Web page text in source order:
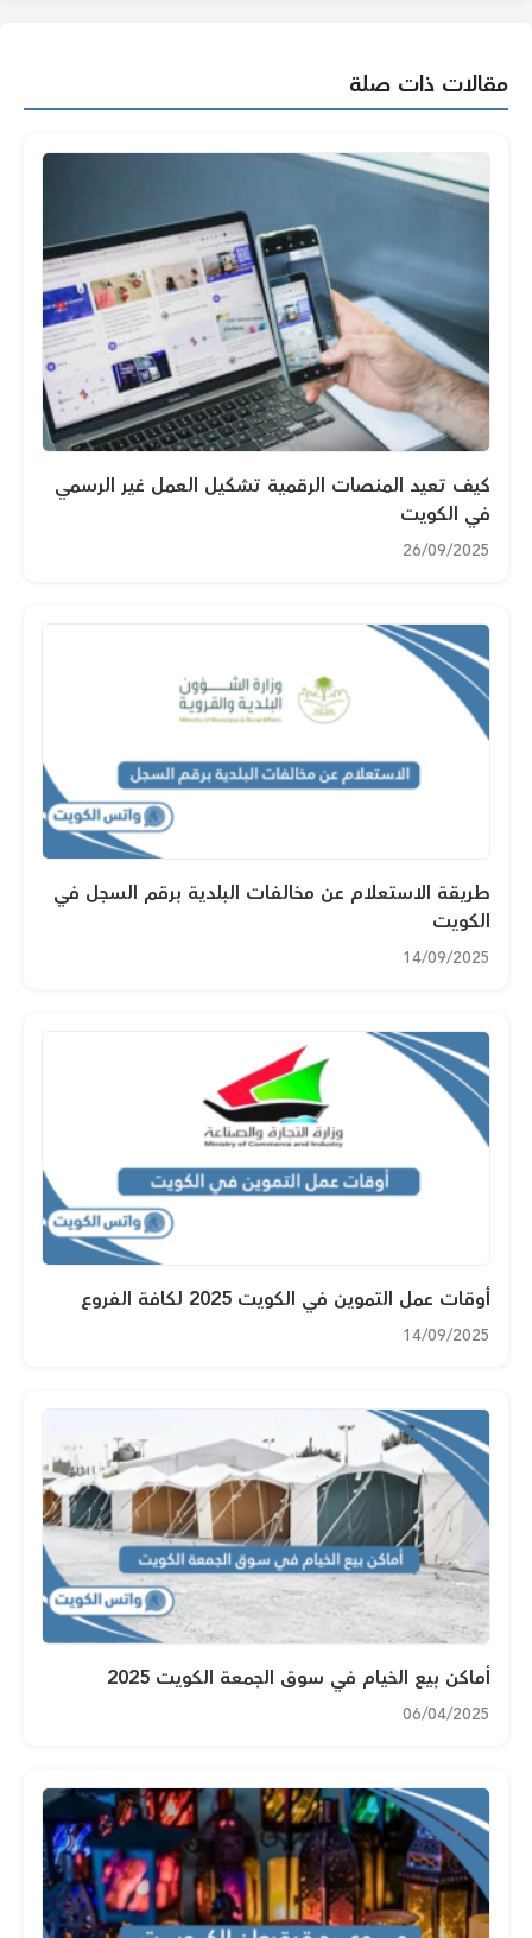
مقالات ذات صلة
كيف تعيد المنصات الرقمية تشكيل العمل غير الرسمي
في الكويت
26/09/2025
طريقة الاستعلام عن مخالفات البلدية برقم السجل في
الكويت
14/09/2025
أوقات عمل التموين في الكويت 2025 لكافة الفروع
14/09/2025
أماكن بيع الخيام في سوق الجمعة الكويت 2025
06/04/2025